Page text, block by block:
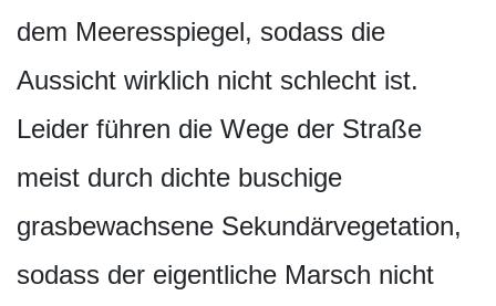
dem Meeresspiegel, sodass die
Aussicht wirklich nicht schlecht ist.
Leider führen die Wege der Straße
meist durch dichte buschige
grasbewachsene Sekundärvegetation,
sodass der eigentliche Marsch nicht